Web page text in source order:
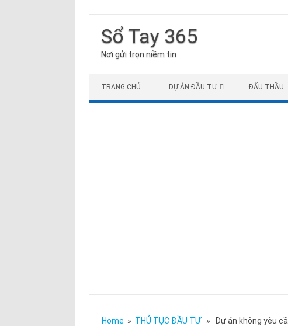
Sổ Tay 365
Nơi gửi trọn niềm tin
TRANG CHỦ DỰ ÁN ĐẦU TƯ ĐẤU THẦU
Home » THỦ TỤC ĐẦU TƯ» Dự án không yêu